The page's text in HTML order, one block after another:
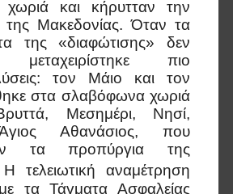
και κήρυτταν την
της Μακεδονίας. Όταν τα
της «διαφώτισης» δεν
μεταχειρίστηκε πιο
τον Μάιο και τον
στα σλαβόφωνα χωριά
Μεσημέρι, Νησί,
Αθανάσιος, που
τα προπύργια της
Η τελειωτική αναμέτρηση
τα Τάγματα Ασφαλείας